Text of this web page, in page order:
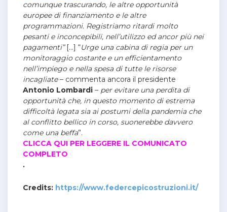
comunque trascurando, le altre opportunità
europee di finanziamento e le altre
programmazioni. Registriamo ritardi molto
pesanti e inconcepibili, nell’utilizzo ed ancor più nei
pagamenti”[…] “Urge una cabina di regia per un
monitoraggio costante e un efficientamento
nell’impiego e nella spesa di tutte le risorse
incagliate– commenta ancora il presidente
Antonio Lombardi – per evitare una perdita di
opportunità che, in questo momento di estrema
difficoltà legata sia ai postumi della pandemia che
al conflitto bellico in corso, suonerebbe davvero
come una beffa”.
CLICCA QUI PER LEGGERE IL COMUNICATO
COMPLETO
.
Credits: https://www.federcepicostruzioni.it/